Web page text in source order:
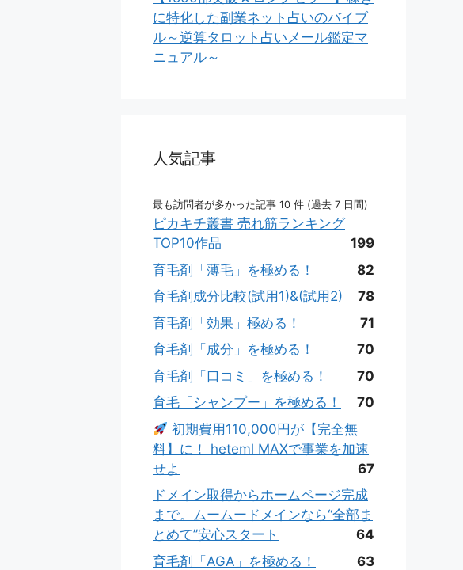
に特化した副業ネット占いのバイブ
ル～逆算タロット占いメール鑑定マ
ニュアル～
人気記事
最も訪問者が多かった記事 10 件 (過去 7 日間)
ピカキチ叢書 売れ筋ランキング
TOP10作品
199
育毛剤「薄毛」を極める！
82
育毛剤成分比較(試用1)&(試用2)
78
育毛剤「効果」極める！
71
育毛剤「成分」を極める！
70
育毛剤「口コミ」を極める！
70
育毛「シャンプー」を極める！
70
初期費用110,000円が【完全無
料】に！ heteml MAXで事業を加速
せよ
67
ドメイン取得からホームページ完成
まで。ムームードメインなら“全部ま
とめて”安心スタート
64
育毛剤「AGA」を極める！
63